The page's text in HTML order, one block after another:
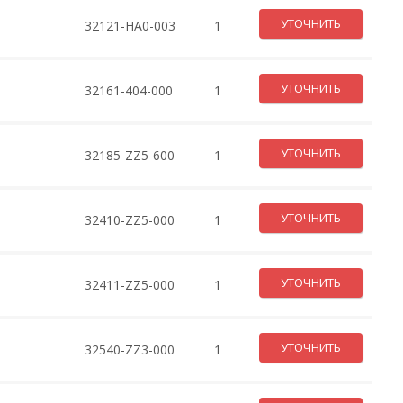
32121-HA0-003 1 УТОЧНИТЬ
32161-404-000 1 УТОЧНИТЬ
32185-ZZ5-600 1 УТОЧНИТЬ
32410-ZZ5-000 1 УТОЧНИТЬ
32411-ZZ5-000 1 УТОЧНИТЬ
32540-ZZ3-000 1 УТОЧНИТЬ